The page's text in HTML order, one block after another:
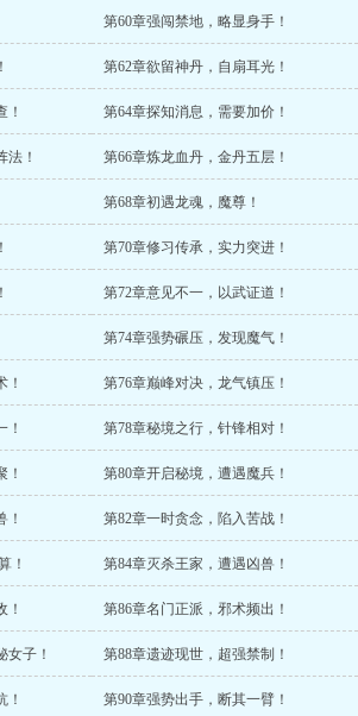
第60章强闯禁地，略显身手！
第62章欲留神丹，自扇耳光！
！ 第64章探知消息，需要加价！
法！ 第66章炼龙血丹，金丹五层！
第68章初遇龙魂，魔尊！
第70章修习传承，实力突进！
第72章意见不一，以武证道！
第74章强势碾压，发现魔气！
！ 第76章巅峰对决，龙气镇压！
！ 第78章秘境之行，针锋相对！
！ 第80章开启秘境，遭遇魔兵！
！ 第82章一时贪念，陷入苦战！
！ 第84章灭杀王家，遭遇凶兽！
！ 第86章名门正派，邪术频出！
女子！ 第88章遗迹现世，超强禁制！
！ 第90章强势出手，断其一臂！